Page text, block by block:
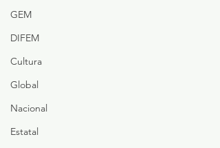
GEM
DIFEM
Cultura
Global
Nacional
Estatal